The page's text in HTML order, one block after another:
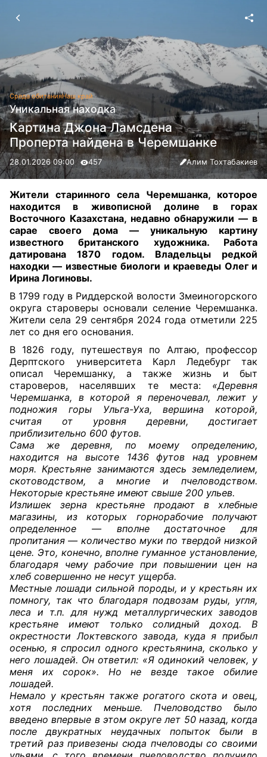
Среда обитанияНаш край
Уникальная находка
Картина Джона Ламсдена
Проперта найдена в Черемшанке
28.01.2026 09:00 457 Алим Тохтабакиев
Жители старинного села Черемшанка, которое
находится в живописной долине в горах
Восточного Казахстана, недавно обнаружили — в
сарае своего дома — уникальную картину
известного британского художника. Работа
датирована 1870 годом. Владельцы редкой
находки — известные биологи и краеведы Олег и
Ирина Логиновы.
В 1799 году в Риддерской волости Змеиногорского
округа староверы основали селение Черемшанка.
Жители села 29 сентября 2024 года отметили 225
лет со дня его основания.
В 1826 году, путешествуя по Алтаю, профессор
Дерптского университета Карл Ледебург так
описал Черемшанку, а также жизнь и быт
староверов, населявших те места: «Деревня
Черемшанка, в которой я переночевал, лежит у
подножия горы Ульга-Уха, вершина которой,
считая от уровня деревни, достигает
приблизительно 600 футов.
Сама же деревня, по моему определению,
находится на высоте 1436 футов над уровнем
моря. Крестьяне занимаются здесь земледелием,
скотоводством, а многие и пчеловодством.
Некоторые крестьяне имеют свыше 200 ульев.
Излишек зерна крестьяне продают в хлебные
магазины, из которых горнорабочие получают
определенное — вполне достаточное для
пропитания — количество муки по твердой низкой
цене. Это, конечно, вполне гуманное установление,
благодаря чему рабочие при повышении цен на
хлеб совершенно не несут ущерба.
Местные лошади сильной породы, и у крестьян их
помногу, так что благодаря подвозам руды, угля,
леса и т.п. для нужд металлургических заводов
крестьяне имеют только солидный доход. В
окрестности Локтевского завода, куда я прибыл
осенью, я спросил одного крестьянина, сколько у
него лошадей. Он ответил: «Я одинокий человек, у
меня их сорок». Но не везде такое обилие
лошадей.
Немало у крестьян также рогатого скота и овец,
хотя последних меньше. Пчеловодство было
введено впервые в этом округе лет 50 назад, когда
после двукратных неудачных попыток были в
третий раз привезены сюда пчеловоды со своими